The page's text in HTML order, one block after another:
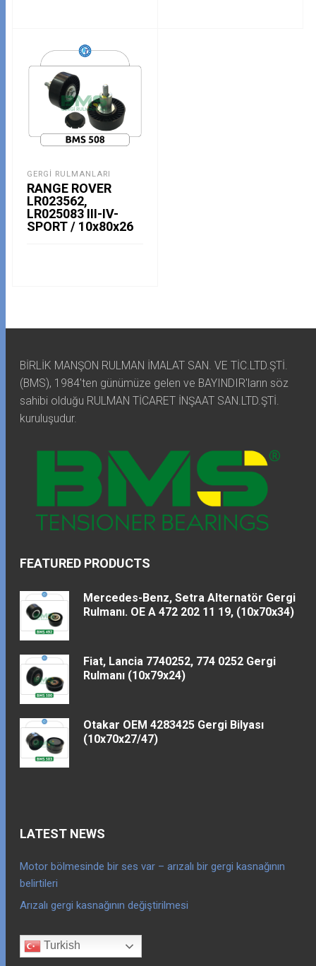
GERGI RULMANLARI
RANGE ROVER
LR023562,
LR025083 III-IV-
SPORT / 10x80x26
BİRLİK MANŞON RULMAN İMALAT SAN. VE TİC.LTD.ŞTİ.
(BMS), 1984'ten günümüze gelen ve BAYINDIR'ların söz
sahibi olduğu RULMAN TİCARET İNŞAAT SAN.LTD.ŞTİ.
kuruluşudur.
FEATURED PRODUCTS
Mercedes-Benz, Setra Alternatör Gergi
Rulmanı. OE A 472 202 11 19, (10x70x34)
Fiat, Lancia 7740252, 774 0252 Gergi
Rulmanı (10x79x24)
Otakar OEM 4283425 Gergi Bilyası
(10x70x27/47)
LATEST NEWS
Motor bölmesinde bir ses var – arızalı bir gergi kasnağının
belirtileri
Arızalı gergi kasnağının değiştirilmesi
Turkish